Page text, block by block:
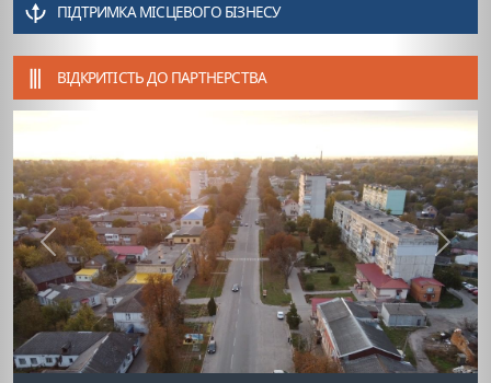
ПІДТРИМКА МІСЦЕВОГО БІЗНЕСУ
ВІДКРИТІСТЬ ДО ПАРТНЕРСТВА
Previous Next